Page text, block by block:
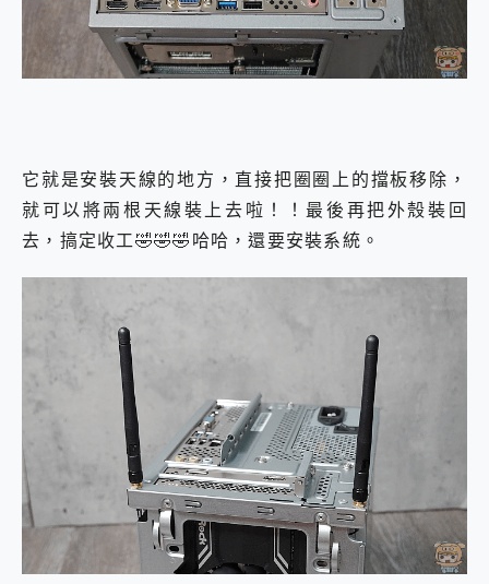
它就是安裝天線的地方，直接把圈圈上的擋板移除，
就可以將兩根天線裝上去啦！！最後再把外殼裝回
去，搞定收工🤣🤣🤣哈哈，還要安裝系統。